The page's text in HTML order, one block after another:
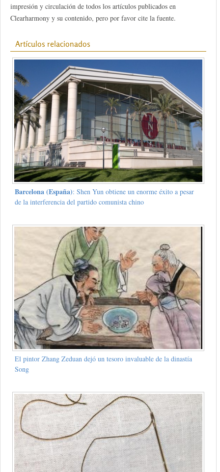
impresión y circulación de todos los artículos publicados en
Clearharmony y su contenido, pero por favor cite la fuente.
Artículos relacionados
Barcelona (España): Shen Yun obtiene un enorme éxito a pesar
de la interferencia del partido comunista chino
El pintor Zhang Zeduan dejó un tesoro invaluable de la dinastía
Song